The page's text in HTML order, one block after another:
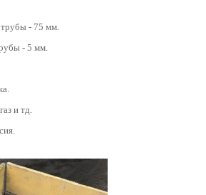
- 75 мм.
- 5 мм.
и тд.